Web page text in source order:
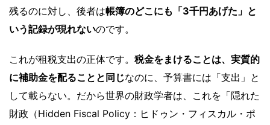
残るのに対し、後者は帳簿のどこにも「3千円あげた」と
いう記録が現れないのです。
これが租税支出の正体です。 税金をまけることは、実質的
に補助金を配ることと同じなのに、予算書には「支出」と
して載らない。だから世界の財政学者は、これを「隠れた
財政（Hidden Fiscal Policy：ヒドゥン・フィスカル・ポ